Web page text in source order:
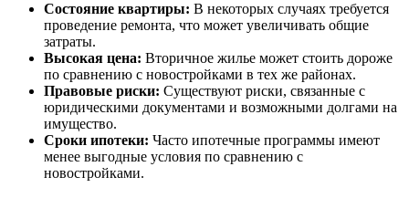
Состояние квартиры: В некоторых случаях требуется
проведение ремонта, что может увеличивать общие
затраты.
Высокая цена: Вторичное жилье может стоить дороже
по сравнению с новостройками в тех же районах.
Правовые риски: Существуют риски, связанные с
юридическими документами и возможными долгами на
имущество.
Сроки ипотеки: Часто ипотечные программы имеют
менее выгодные условия по сравнению с
новостройками.